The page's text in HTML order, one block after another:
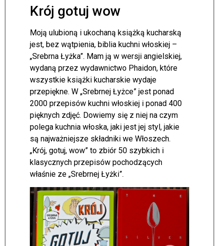
Krój gotuj wow
Moją ulubioną i ukochaną książką kucharską
jest, bez wątpienia, biblia kuchni włoskiej –
„Srebrna Łyżka”. Mam ją w wersji angielskiej,
wydaną przez wydawnictwo Phaidon, które
wszystkie książki kucharskie wydaje
przepiękne. W „Srebrnej Łyżce” jest ponad
2000 przepisów kuchni włoskiej i ponad 400
pięknych zdjęć. Dowiemy się z niej na czym
polega kuchnia włoska, jaki jest jej styl, jakie
są najważniejsze składniki we Włoszech.
„Krój, gotuj, wow” to zbiór 50 szybkich i
klasycznych przepisów pochodzących
właśnie ze „Srebrnej Łyżki”.